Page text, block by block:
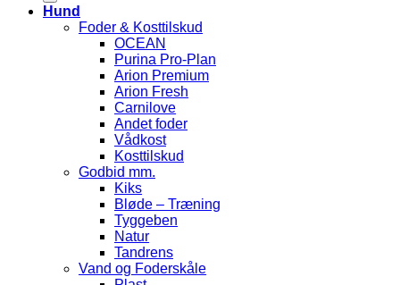
Hund
Foder & Kosttilskud
OCEAN
Purina Pro-Plan
Arion Premium
Arion Fresh
Carnilove
Andet foder
Vådkost
Kosttilskud
Godbid mm.
Kiks
Bløde – Træning
Tyggeben
Natur
Tandrens
Vand og Foderskåle